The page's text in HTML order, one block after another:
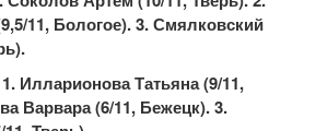
11, Бологое). 3. Смялковский
Илларионова Татьяна (9/11,
Варвара (6/11, Бежецк). 3.